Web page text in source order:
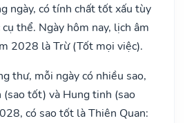
ngày, có tính chất tốt xấu tùy
thể. Ngày hôm nay, lịch âm
2028 là Trừ (Tốt mọi việc).
thư, mỗi ngày có nhiều sao,
tốt) và Hung tinh (sao
có sao tốt là Thiên Quan: